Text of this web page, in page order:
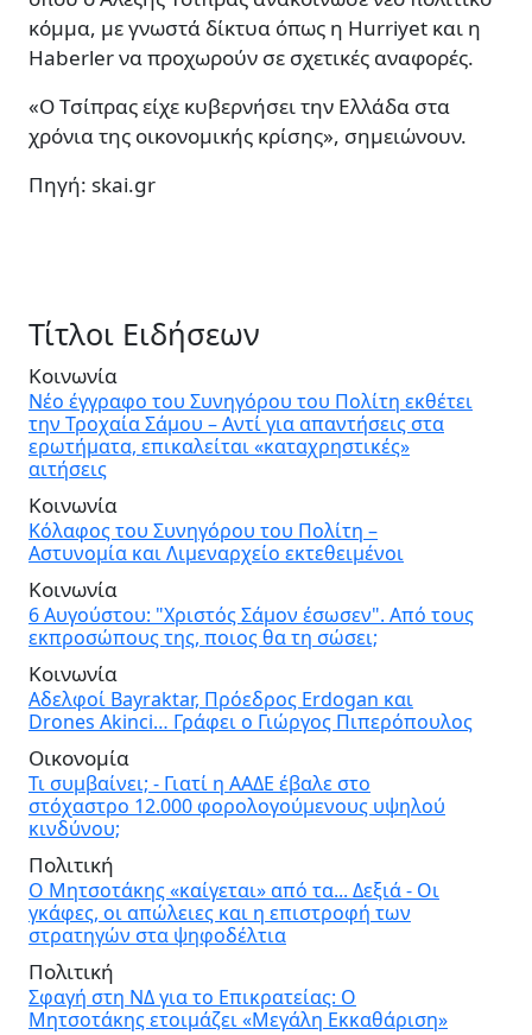
κόμμα, με γνωστά δίκτυα όπως η Hurriyet και η
Haberler να προχωρούν σε σχετικές αναφορές.
«Ο Τσίπρας είχε κυβερνήσει την Ελλάδα στα
χρόνια της οικονομικής κρίσης», σημειώνουν.
Πηγή: skai.gr
Τίτλοι Ειδήσεων
Κοινωνία
Νέο έγγραφο του Συνηγόρου του Πολίτη εκθέτει
την Τροχαία Σάμου – Αντί για απαντήσεις στα
ερωτήματα, επικαλείται «καταχρηστικές»
αιτήσεις
Κοινωνία
Κόλαφος του Συνηγόρου του Πολίτη –
Αστυνομία και Λιμεναρχείο εκτεθειμένοι
Κοινωνία
6 Αυγούστου: "Χριστός Σάμον έσωσεν". Από τους
εκπροσώπους της, ποιος θα τη σώσει;
Κοινωνία
Αδελφοί Bayraktar, Πρόεδρος Erdogan και
Drones Akinci… Γράφει ο Γιώργος Πιπερόπουλος
Οικονομία
Τι συμβαίνει; - Γιατί η ΑΑΔΕ έβαλε στο
στόχαστρο 12.000 φορολογούμενους υψηλού
κινδύνου;
Πολιτική
Ο Μητσοτάκης «καίγεται» από τα... Δεξιά - Οι
γκάφες, οι απώλειες και η επιστροφή των
στρατηγών στα ψηφοδέλτια
Πολιτική
Σφαγή στη ΝΔ για το Επικρατείας: Ο
Μητσοτάκης ετοιμάζει «Μεγάλη Εκκαθάριση»